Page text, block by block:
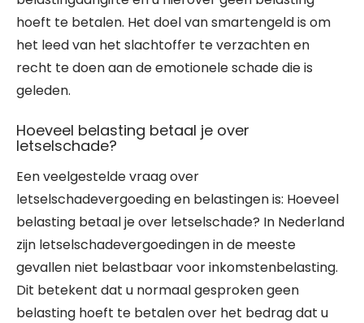
hoeft te betalen. Het doel van smartengeld is om
het leed van het slachtoffer te verzachten en
recht te doen aan de emotionele schade die is
geleden.
Hoeveel belasting betaal je over
letselschade?
Een veelgestelde vraag over
letselschadevergoeding en belastingen is: Hoeveel
belasting betaal je over letselschade? In Nederland
zijn letselschadevergoedingen in de meeste
gevallen niet belastbaar voor inkomstenbelasting.
Dit betekent dat u normaal gesproken geen
belasting hoeft te betalen over het bedrag dat u